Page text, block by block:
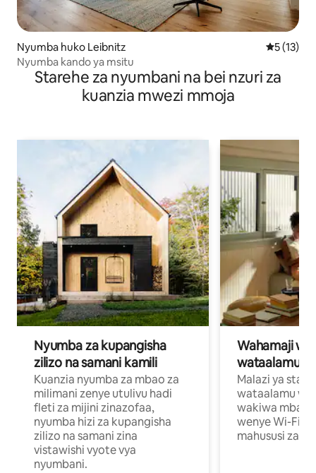
Nyumba huko Leibnitz Ukadiriaji
5 (13)
Nyumba kando ya msitu
Starehe za nyumbani na bei nzuri za
kuanzia mwezi mmoja
Nyumba za kupangisha
zilizo na samani kamili
Kuanzia nyumba za mbao za
milimani zenye utulivu hadi
fleti za mijini zinazofaa,
nyumba hizi za kupangisha
zilizo na samani zina
vistawishi vyote vya
nyumbani.
Wahamaji
wataalamu
Malazi ya
wataalamu
wakiwa mbali
wenye Wi-Fi
mahususi za